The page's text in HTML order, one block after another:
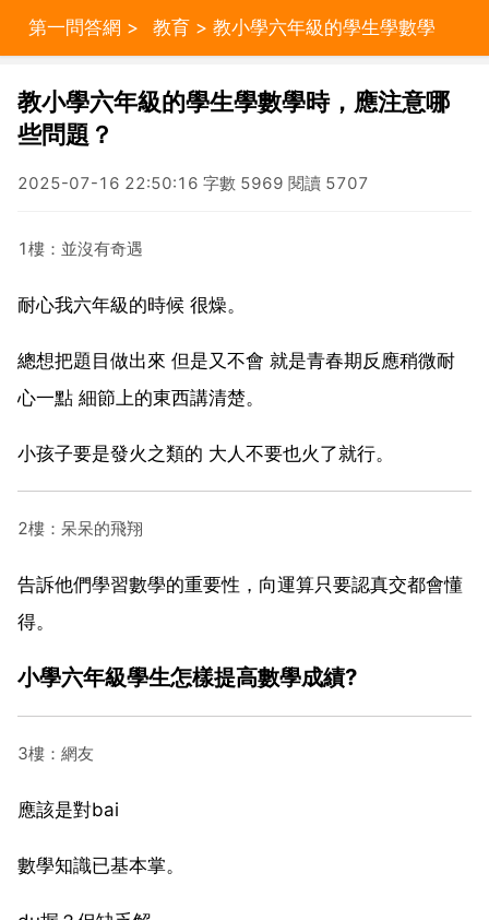
第一問答網 > 教育 > 教小學六年級的學生學數學
時，應注意哪些問題？
教小學六年級的學生學數學時，應注意哪
些問題？
2025-07-16 22:50:16 字數 5969 閱讀 5707
1樓：並沒有奇遇
耐心我六年級的時候 很燥。
總想把題目做出來 但是又不會 就是青春期反應稍微耐
心一點 細節上的東西講清楚。
小孩子要是發火之類的 大人不要也火了就行。
2樓：呆呆的飛翔
告訴他們學習數學的重要性，向運算只要認真交都會懂
得。
小學六年級學生怎樣提高數學成績?
3樓：網友
應該是對bai
數學知識已基本掌。